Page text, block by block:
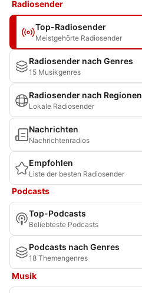
Radiosender
Top-Radiosender
Meistgehörte Radiosender
Radiosender nach Genres
15 Musikgenres
Radiosender nach Regionen
Lokale Radiosender
Nachrichten
Nachrichtenradios
Empfohlen
Liste der besten Radiosender
Podcasts
Top-Podcasts
Beliebteste Podcasts
Podcasts nach Genres
18 Themengenres
Musik